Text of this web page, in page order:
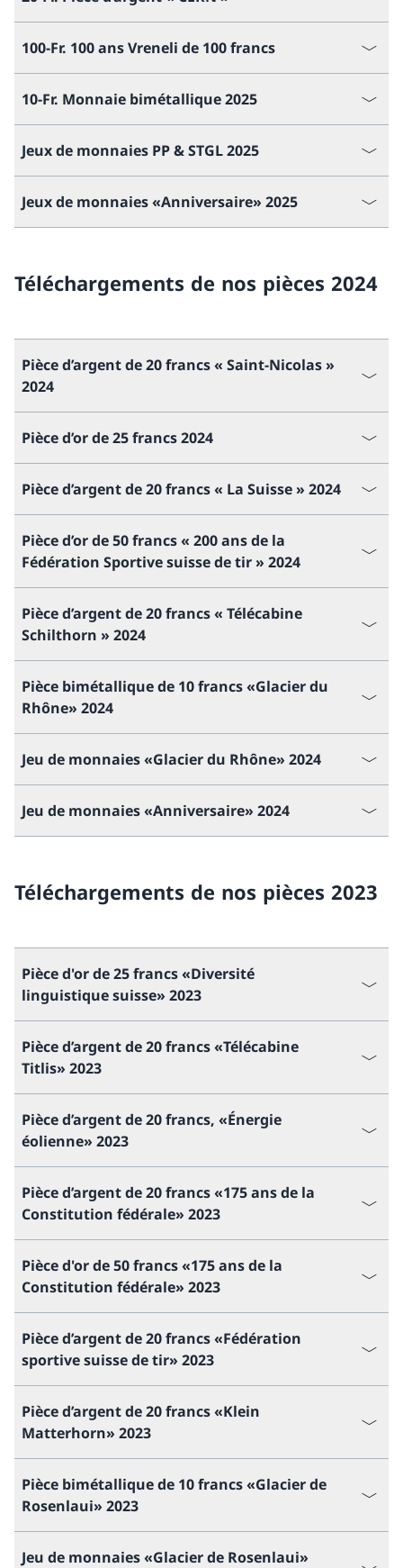
100-Fr. 100 ans Vreneli de 100 francs
10-Fr. Monnaie bimétallique 2025
Jeux de monnaies PP & STGL 2025
Jeux de monnaies «Anniversaire» 2025
Téléchargements de nos pièces 2024
Pièce d’argent de 20 francs « Saint-Nicolas »
2024
Pièce d’or de 25 francs 2024
Pièce d’argent de 20 francs « La Suisse » 2024
Pièce d’or de 50 francs « 200 ans de la
Fédération Sportive suisse de tir » 2024
Pièce d’argent de 20 francs « Télécabine
Schilthorn » 2024
Pièce bimétallique de 10 francs «Glacier du
Rhône» 2024
Jeu de monnaies «Glacier du Rhône» 2024
Jeu de monnaies «Anniversaire» 2024
Téléchargements de nos pièces 2023
Pièce d'or de 25 francs «Diversité
linguistique suisse» 2023
Pièce d’argent de 20 francs «Télécabine
Titlis» 2023
Pièce d’argent de 20 francs, «Énergie
éolienne» 2023
Pièce d’argent de 20 francs «175 ans de la
Constitution fédérale» 2023
Pièce d'or de 50 francs «175 ans de la
Constitution fédérale» 2023
Pièce d’argent de 20 francs «Fédération
sportive suisse de tir» 2023
Pièce d’argent de 20 francs «Klein
Matterhorn» 2023
Pièce bimétallique de 10 francs «Glacier de
Rosenlaui» 2023
Jeu de monnaies «Glacier de Rosenlaui»